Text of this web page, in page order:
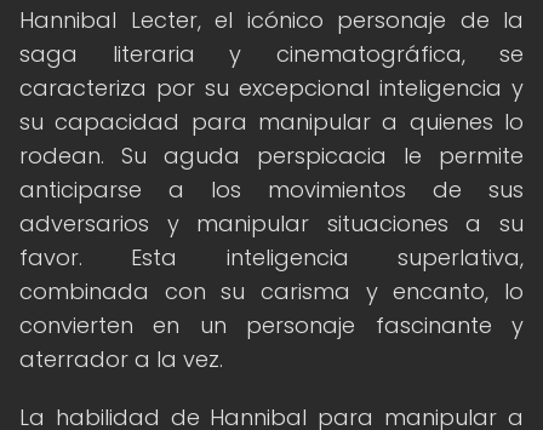
Hannibal Lecter, el icónico personaje de la
saga literaria y cinematográfica, se
caracteriza por su excepcional inteligencia y
su capacidad para manipular a quienes lo
rodean. Su aguda perspicacia le permite
anticiparse a los movimientos de sus
adversarios y manipular situaciones a su
favor. Esta inteligencia superlativa,
combinada con su carisma y encanto, lo
convierten en un personaje fascinante y
aterrador a la vez.
La habilidad de Hannibal para manipular a